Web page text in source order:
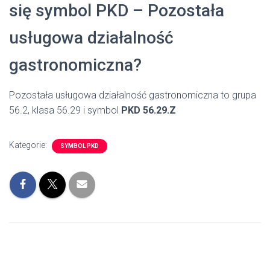
się symbol PKD – Pozostała
usługowa działalność
gastronomiczna?
Pozostała usługowa działalność gastronomiczna to grupa
56.2, klasa 56.29 i symbol PKD 56.29.Z
Kategorie: SYMBOL PKD